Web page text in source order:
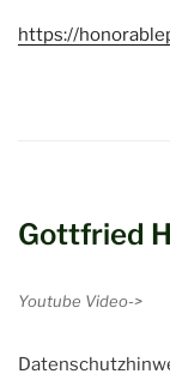
https://
Gottfried
Youtube Video->